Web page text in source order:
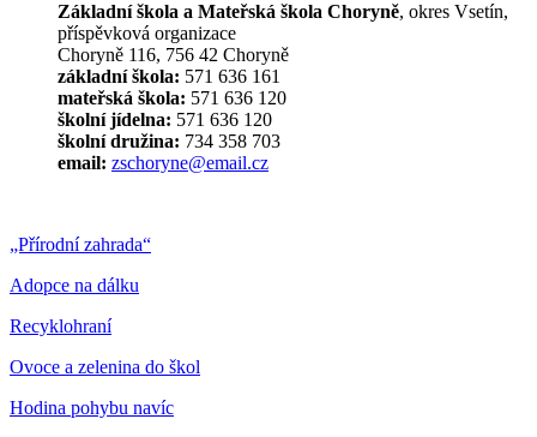
Základní škola a Mateřská škola Choryně, okres Vsetín,
příspěvková organizace
Choryně 116, 756 42 Choryně
základní škola: 571 636 161
mateřská škola: 571 636 120
školní jídelna: 571 636 120
školní družina: 734 358 703
email: zschoryne@email.cz
„Přírodní zahrada“
Adopce na dálku
Recyklohraní
Ovoce a zelenina do škol
Hodina pohybu navíc